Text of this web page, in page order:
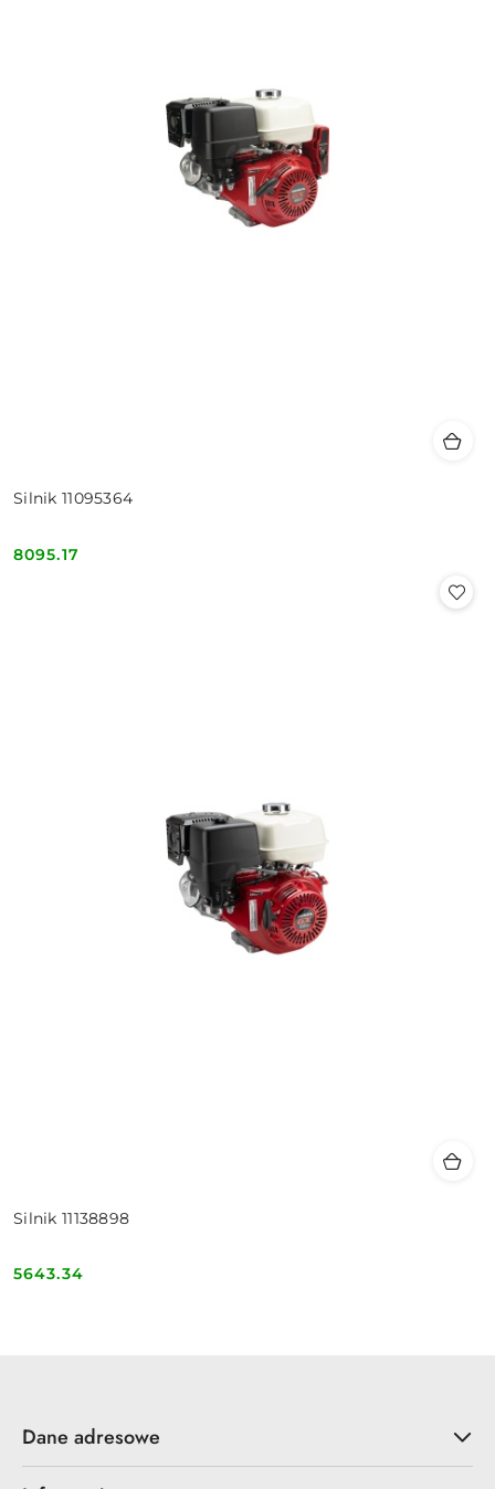
Silnik 11095364
Cena:
8095.17
Silnik 11138898
Cena:
5643.34
Dane adresowe